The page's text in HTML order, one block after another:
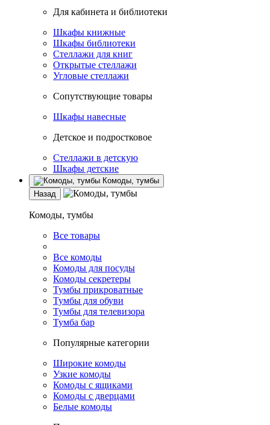
Для кабинета и библиотеки
Шкафы книжные
Шкафы библиотеки
Стеллажи для книг
Открытые стеллажи
Угловые стеллажи
Сопутствующие товары
Шкафы навесные
Детское и подростковое
Стеллажи в детскую
Шкафы детские
Комоды, тумбы
Назад
Комоды, тумбы
Все товары
Все комоды
Комоды для посуды
Комоды секретеры
Тумбы прикроватные
Тумбы для обуви
Тумбы для телевизора
Тумба бар
Популярные категории
Широкие комоды
Узкие комоды
Комоды с ящиками
Комоды с дверцами
Белые комоды